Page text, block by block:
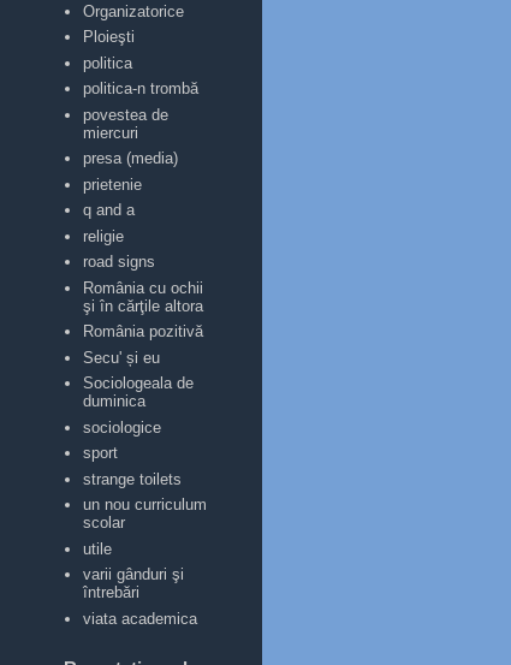
Organizatorice
Ploieşti
politica
politica-n trombă
povestea de
miercuri
presa (media)
prietenie
q and a
religie
road signs
România cu ochii
şi în cărţile altora
România pozitivă
Secu' și eu
Sociologeala de
duminica
sociologice
sport
strange toilets
un nou curriculum
scolar
utile
varii gânduri şi
întrebări
viata academica